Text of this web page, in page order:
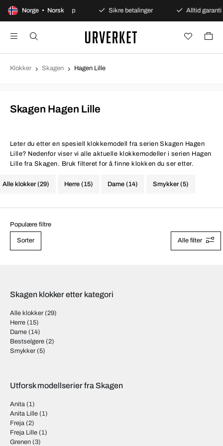
Norge • Norsk
100 dagers åpent kjøp Sikre betalinger Alltid garanti
Klokker Skagen Hagen Lille
Skagen Hagen Lille
Leter du etter en spesiell klokkemodell fra serien Skagen Hagen
Lille? Nedenfor viser vi alle aktuelle klokkemodeller i serien Hagen
Lille fra Skagen. Bruk filteret for å finne klokken du ser etter.
Alle klokker (29) Herre (15) Dame (14) Smykker (5)
Populære filtre
Sorter Alle filter
Skagen klokker etter kategori
Alle klokker (29)
Herre (15)
Dame (14)
Bestselgere (2)
Smykker (5)
Utforsk modellserier fra Skagen
Anita (1)
Anita Lille (1)
Freja (2)
Freja Lille (1)
Grenen (3)